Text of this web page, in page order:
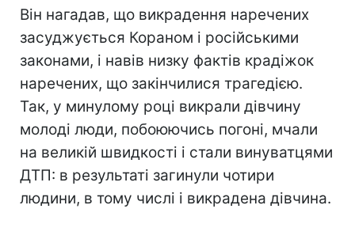
Він нагадав, що викрадення наречених
засуджується Кораном і російськими
законами, і навів низку фактів крадіжок
наречених, що закінчилися трагедією.
Так, у минулому році викрали дівчину
молоді люди, побоюючись погоні, мчали
на великій швидкості і стали винуватцями
ДТП: в результаті загинули чотири
людини, в тому числі і викрадена дівчина.